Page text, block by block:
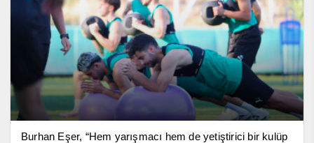
Burhan Eşer, “Hem yarışmacı hem de yetiştirici bir kulüp